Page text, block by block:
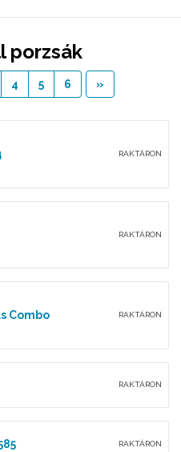
porzsák
4 5 6 »
RAKTÁRON
RAKTÁRON
Combo RAKTÁRON
RAKTÁRON
RAKTÁRON